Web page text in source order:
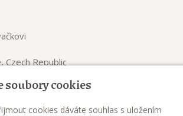
Czech Republic
soubory cookies
cookies dáváte souhlas s uložením